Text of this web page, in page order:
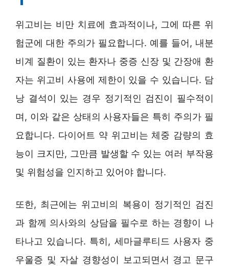
위고비는 비만 치료에 효과적이나, 그에 따른 위
험군에 대한 주의가 필요합니다. 예를 들어, 내분
비계 질환이 있는 환자나 중증 신장 및 간장애 환
자는 위고비 사용에 제한이 있을 수 있습니다. 담
낭 결석이 있는 경우 정기적인 검진이 필수적이
며, 이와 같은 상태의 사용자들은 특히 주의가 필
요합니다. 다이어트 약 위고비는 체중 감량의 효
능이 크지만, 그만큼 발생할 수 있는 여러 부작용
및 위험성을 인지하고 있어야 합니다.
또한, 최근에는 위고비의 복용이 정기적인 검진
과 함께 의사와의 상담을 필수로 하는 경향이 나
타나고 있습니다. 특히, 세마글루티드 사용자 중
우울증 및 자살 경향성이 보고되면서 경고 문구